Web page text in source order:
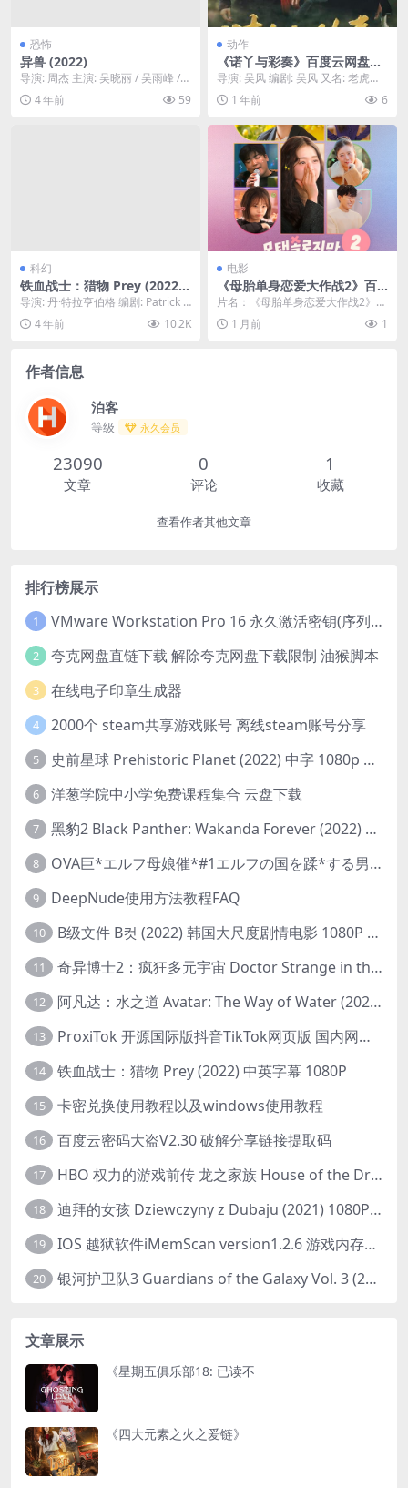
恐怖
异兽 (2022)
导演: 周杰 主演: 吴晓丽 / 吴雨峰 /
周泽晋 / 纪姿羽 / 李鑫妍 类...
4 年前 59
动作
《诺丫与彩奏》百度云网盘夸
克下载.阿里云盘.中字.(2025)
导演: 吴风 编剧: 吴风 又名: 老虎抢
亲 资源下载：诺丫与彩奏下载阿里
云盘,...
1 年前 6
科幻
铁血战士：猎物 Prey (2022)
中英字幕 1080P
导演: 丹·特拉亨伯格 编剧: Patrick A
ison 主演: 安伯·明迪桑...
4 年前 10.2K
电影
《母胎单身恋爱大作战2》百
度云网盘夸克下载.阿里云盘.
中字.(2026)
片名：《母胎单身恋爱大作战2》百
度云网盘夸克下载.阿里云盘.中字.(2
026) ...1 月前 1
作者信息
泊客
等级 永久会员
23090
文章
0
评论
1
收藏
查看作者其他文章
排行榜展示
1 VMware Workstation Pro 16 永久激活密钥(序列号)
2 夸克网盘直链下载 解除夸克网盘下载限制 油猴脚本
3 在线电子印章生成器
4 2000个 steam共享游戏账号 离线steam账号分享
5 史前星球 Prehistoric Planet (2022) 中字 1080p 高清 阿里云盘 2022.5.27已更新全集
6 洋葱学院中小学免费课程集合 云盘下载
7 黑豹2 Black Panther: Wakanda Forever (2022) 高清版
8 OVA巨*エルフ母娘催*#1エルフの国を蹂*する男。汚された女王と姫
9 DeepNude使用方法教程FAQ
10 B级文件 B컷 (2022) 韩国大尺度剧情电影 1080P 中字
11 奇异博士2：疯狂多元宇宙 Doctor Strange in the Multiverse of Madness (2022) 高清版1080p
12 阿凡达：水之道 Avatar: The Way of Water (2022) 1080p 2k 4k 中文字幕
13 ProxiTok 开源国际版抖音TikTok网页版 国内网络直连
14 铁血战士：猎物 Prey (2022) 中英字幕 1080P
15 卡密兑换使用教程以及windows使用教程
16 百度云密码大盗V2.30 破解分享链接提取码
17 HBO 权力的游戏前传 龙之家族 House of the Dragon (2022) 中字 1080P 更新4集
18 迪拜的女孩 Dziewczyny z Dubaju (2021) 1080P 中字
19 IOS 越狱软件iMemScan version1.2.6 游戏内存修改器
20 银河护卫队3 Guardians of the Galaxy Vol. 3 (2023)4K高清资源1080p只分享精品
文章展示
《星期五俱乐部18: 已读不
《四大元素之火之爱链》